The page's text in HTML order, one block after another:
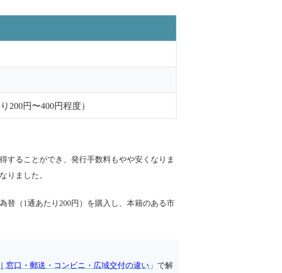
200円〜400円程度）
することができ、発行手数料もやや安くなりま
りました。
替（1通あたり200円）を購入し、本籍のある市
窓口・郵送・コンビニ・広域交付の違い 」で解